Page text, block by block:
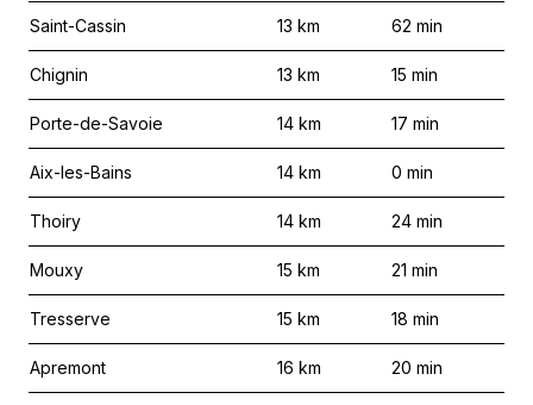
Saint-Cassin 13 km 62 min
Chignin 13 km 15 min
Porte-de-Savoie 14 km 17 min
Aix-les-Bains 14 km 0 min
Thoiry 14 km 24 min
Mouxy 15 km 21 min
Tresserve 15 km 18 min
Apremont 16 km 20 min